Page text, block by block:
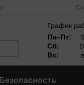
График
Пн–Пт:
Сб:
Вс:
Безопасность